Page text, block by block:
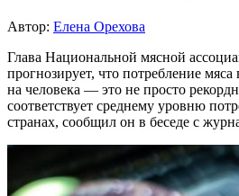
Автор: Елена Орехова
Глава Национальной мясной
прогнозирует, что потребление
на человека — это не просто
соответствует среднему уровню
странах, сообщил он в беседе с